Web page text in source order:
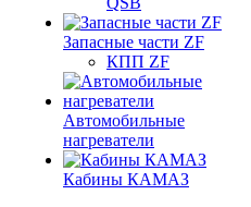
Запасные части ZF
КПП ZF
Автомобильные
нагреватели
Кабины КАМАЗ